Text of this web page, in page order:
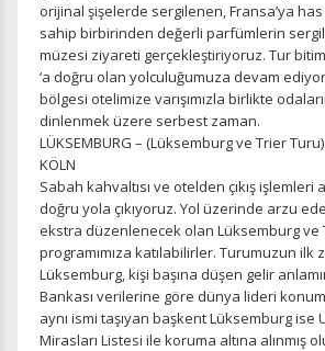
orijinal şişelerde sergilenen, Fransa’ya
sahip birbirinden değerli parfümlerin
müzesi ziyareti gerçekleştiriyoruz. Tur
‘a doğru olan yolculuğumuza devam
bölgesi otelimize varışımızla birlikte
dinlenmek üzere serbest zaman.
LÜKSEMBURG – (Lüksemburg ve Trier
KÖLN
Sabah kahvaltısı ve otelden çıkış işlemleri
doğru yola çıkıyoruz. Yol üzerinde arzu
ekstra düzenlenecek olan Lüksemburg ve
programımıza katılabilirler. Turumuzun ilk
Lüksemburg, kişi başına düşen gelir
Bankası verilerine göre dünya lideri
aynı ismi taşıyan başkent Lüksemburg ise
Mirasları Listesi ile koruma altına alınmış